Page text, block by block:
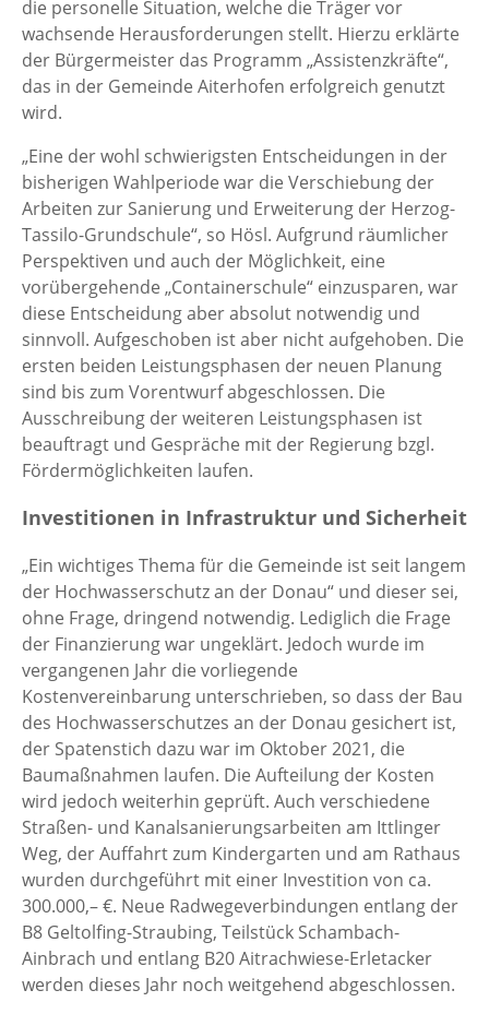
die personelle Situation, welche die Träger vor
wachsende Herausforderungen stellt. Hierzu erklärte
der Bürgermeister das Programm „Assistenzkräfte“,
das in der Gemeinde Aiterhofen erfolgreich genutzt
wird.
„Eine der wohl schwierigsten Entscheidungen in der
bisherigen Wahlperiode war die Verschiebung der
Arbeiten zur Sanierung und Erweiterung der Herzog-
Tassilo-Grundschule“, so Hösl. Aufgrund räumlicher
Perspektiven und auch der Möglichkeit, eine
vorübergehende „Containerschule“ einzusparen, war
diese Entscheidung aber absolut notwendig und
sinnvoll. Aufgeschoben ist aber nicht aufgehoben. Die
ersten beiden Leistungsphasen der neuen Planung
sind bis zum Vorentwurf abgeschlossen. Die
Ausschreibung der weiteren Leistungsphasen ist
beauftragt und Gespräche mit der Regierung bzgl.
Fördermöglichkeiten laufen.
Investitionen in Infrastruktur und Sicherheit
„Ein wichtiges Thema für die Gemeinde ist seit langem
der Hochwasserschutz an der Donau“ und dieser sei,
ohne Frage, dringend notwendig. Lediglich die Frage
der Finanzierung war ungeklärt. Jedoch wurde im
vergangenen Jahr die vorliegende
Kostenvereinbarung unterschrieben, so dass der Bau
des Hochwasserschutzes an der Donau gesichert ist,
der Spatenstich dazu war im Oktober 2021, die
Baumaßnahmen laufen. Die Aufteilung der Kosten
wird jedoch weiterhin geprüft. Auch verschiedene
Straßen- und Kanalsanierungsarbeiten am Ittlinger
Weg, der Auffahrt zum Kindergarten und am Rathaus
wurden durchgeführt mit einer Investition von ca.
300.000,– €. Neue Radwegeverbindungen entlang der
B8 Geltolfing-Straubing, Teilstück Schambach-
Ainbrach und entlang B20 Aitrachwiese-Erletacker
werden dieses Jahr noch weitgehend abgeschlossen.